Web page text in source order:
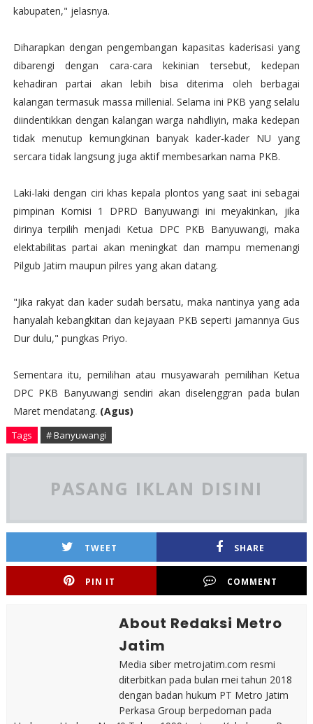
kabupaten," jelasnya.
Diharapkan dengan pengembangan kapasitas kaderisasi yang
dibarengi dengan cara-cara kekinian tersebut, kedepan
kehadiran partai akan lebih bisa diterima oleh berbagai
kalangan termasuk massa millenial. Selama ini PKB yang selalu
diindentikkan dengan kalangan warga nahdliyin, maka kedepan
tidak menutup kemungkinan banyak kader-kader NU yang
sercara tidak langsung juga aktif membesarkan nama PKB.
Laki-laki dengan ciri khas kepala plontos yang saat ini sebagai
pimpinan Komisi 1 DPRD Banyuwangi ini meyakinkan, jika
dirinya terpilih menjadi Ketua DPC PKB Banyuwangi, maka
elektabilitas partai akan meningkat dan mampu memenangi
Pilgub Jatim maupun pilres yang akan datang.
"Jika rakyat dan kader sudah bersatu, maka nantinya yang ada
hanyalah kebangkitan dan kejayaan PKB seperti jamannya Gus
Dur dulu," pungkas Priyo.
Sementara itu, pemilihan atau musyawarah pemilihan Ketua
DPC PKB Banyuwangi sendiri akan diselenggran pada bulan
Maret mendatang. (Agus)
Tags # Banyuwangi
PASANG IKLAN DISINI
TWEET SHARE
PIN IT COMMENT
About Redaksi Metro
Jatim
Media siber metrojatim.com resmi
diterbitkan pada bulan mei tahun 2018
dengan badan hukum PT Metro Jatim
Perkasa Group berpedoman pada